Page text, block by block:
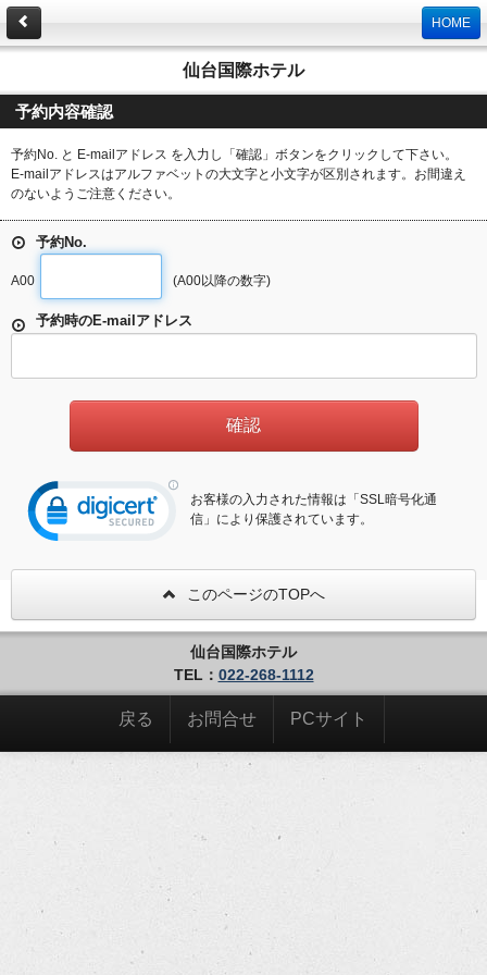
HOME
仙台国際ホテル
予約内容確認
予約No. と E-mailアドレス を入力し「確認」ボタンをクリックして下さい。
E-mailアドレスはアルファベットの大文字と小文字が区別されます。お間違え
のないようご注意ください。
予約No.
A00 (A00以降の数字)
予約時のE-mailアドレス
お客様の入力された情報は「SSL暗号化通
信」により保護されています。
このページのTOPへ
仙台国際ホテル
TEL： 022-268-1112
戻る お問合せ PCサイト